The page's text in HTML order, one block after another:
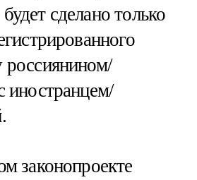
сделано только
россиянином/
иностранцем/
законопроекте